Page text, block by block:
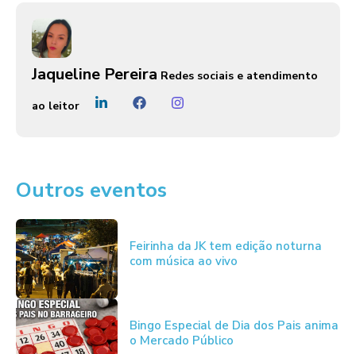
Jaqueline Pereira Redes sociais e atendimento
ao leitor
Outros eventos
Feirinha da JK tem edição noturna
com música ao vivo
Bingo Especial de Dia dos Pais anima
o Mercado Público